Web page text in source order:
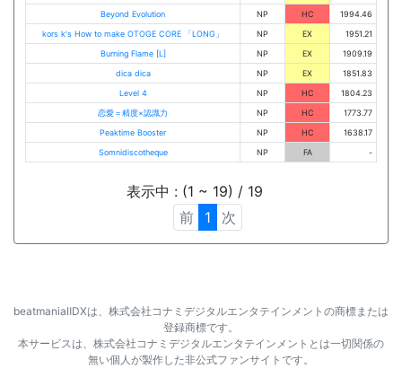
Beyond Evolution
NP HC
1994.46
kors k's How to make OTOGE CORE 「LONG」
NP EX
1951.21
Burning Flame [L]
NP EX
1909.19
dica dica
NP EX
1851.83
Level 4
NP HC
1804.23
恋愛＝精度×認識力
NP HC
1773.77
Peaktime Booster
NP HC
1638.17
Somnidiscotheque
NP FA -
表示中 : (1 ~ 19) / 19
前
1 次
beatmaniaⅡDXは、株式会社コナミデジタルエンタテインメントの商標または
登録商標です。
本サービスは、株式会社コナミデジタルエンタテインメントとは一切関係の
無い個人が製作した非公式ファンサイトです。